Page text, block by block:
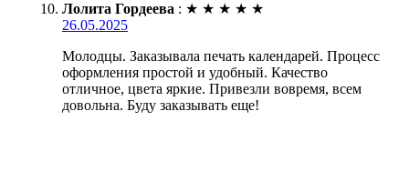
Лолита Гордеева : ★ ★ ★ ★ ★
26.05.2025
Молодцы. Заказывала печать календарей. Процесс
оформления простой и удобный. Качество
отличное, цвета яркие. Привезли вовремя, всем
довольна. Буду заказывать еще!